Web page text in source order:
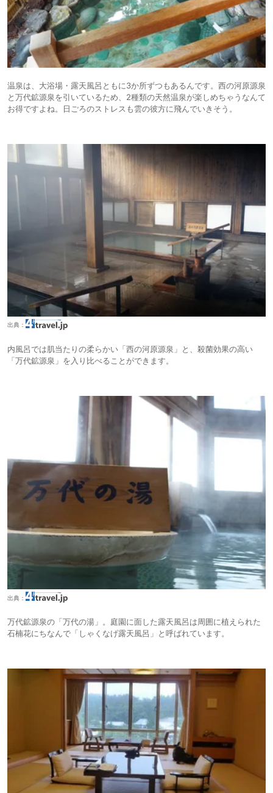
温泉は、大浴場・露天風呂ともに3か所ずつもあるんです。西の河原源泉
と万代鉱源泉を引いているため、2種類の天然温泉が楽しめちゃうなんて
お得ですよね。日ごろのストレスも雲の彼方に飛んでいきそう。
出典：
内風呂では肌当たりの柔らかい「西の河原源泉」と、殺菌効果の高い
「万代鉱源泉」を入り比べることができます。
出典：
万代鉱源泉の「万代の湯」。庭園に面した露天風呂は周囲に植えられた
石楠花にちなんで「しゃくなげ露天風呂」と呼ばれています。